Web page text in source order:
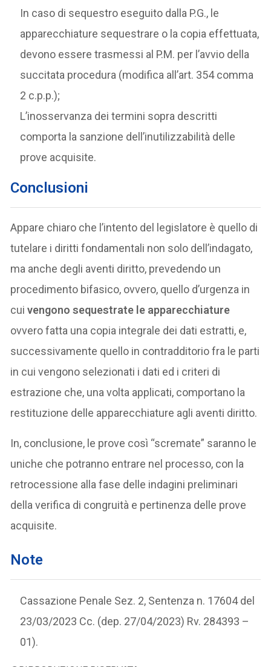
In caso di sequestro eseguito dalla P.G., le
apparecchiature sequestrare o la copia effettuata,
devono essere trasmessi al P.M. per l’avvio della
succitata procedura (modifica all’art. 354 comma
2 c.p.p.);
L’inosservanza dei termini sopra descritti
comporta la sanzione dell’inutilizzabilità delle
prove acquisite.
Conclusioni
Appare chiaro che l’intento del legislatore è quello di
tutelare i diritti fondamentali non solo dell’indagato,
ma anche degli aventi diritto, prevedendo un
procedimento bifasico, ovvero, quello d’urgenza in
cuivengono sequestrate le apparecchiature
ovvero fatta una copia integrale dei dati estratti, e,
successivamente quello in contradditorio fra le parti
in cui vengono selezionati i dati ed i criteri di
estrazione che, una volta applicati, comportano la
restituzione delle apparecchiature agli aventi diritto.
In, conclusione, le prove così “scremate” saranno le
uniche che potranno entrare nel processo, con la
retrocessione alla fase delle indagini preliminari
della verifica di congruità e pertinenza delle prove
acquisite.
Note
Cassazione Penale Sez. 2, Sentenza n. 17604 del
23/03/2023 Cc. (dep. 27/04/2023) Rv. 284393 –
01).